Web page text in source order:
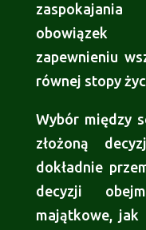
obowiązek
zapewnieniu
równej stopy
Wybór między
złożoną
dokładnie
decyzji
majątkowe,